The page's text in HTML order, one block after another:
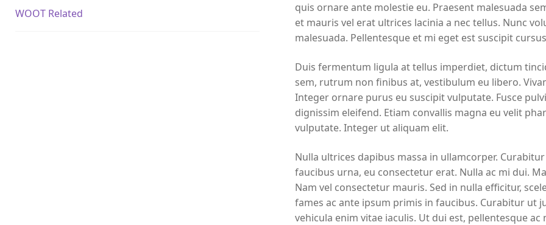
WOOT Related
quis ornare ante molestie eu. Praesent malesuada
et mauris vel erat ultrices lacinia a nec tellus. Nunc
malesuada. Pellentesque et mi eget est suscipit
Duis fermentum ligula at tellus imperdiet, dictum
sem, rutrum non finibus at, vestibulum eu libero.
Integer ornare purus eu suscipit vulputate. Fusce
dignissim eleifend. Etiam convallis magna eu velit
vulputate. Integer ut aliquam elit.
Nulla ultrices dapibus massa in ullamcorper.
faucibus urna, eu consectetur erat. Nulla ac mi dui.
Nam vel consectetur mauris. Sed in nulla efficitur,
fames ac ante ipsum primis in faucibus. Curabitur ut
vehicula enim vitae iaculis. Ut dui est, pellentesque